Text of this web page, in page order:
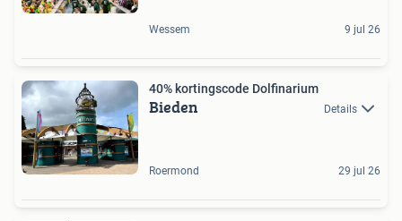
Wessem 9 jul 26
40% kortingscode Dolfinarium
Bieden Details
Roermond 29 jul 26